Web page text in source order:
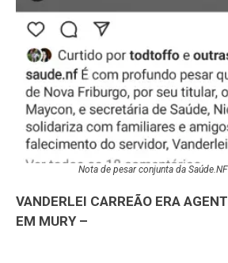
Nota de pesar conjunta da
VANDERLEI CARREÃO ERA
EM MURY –